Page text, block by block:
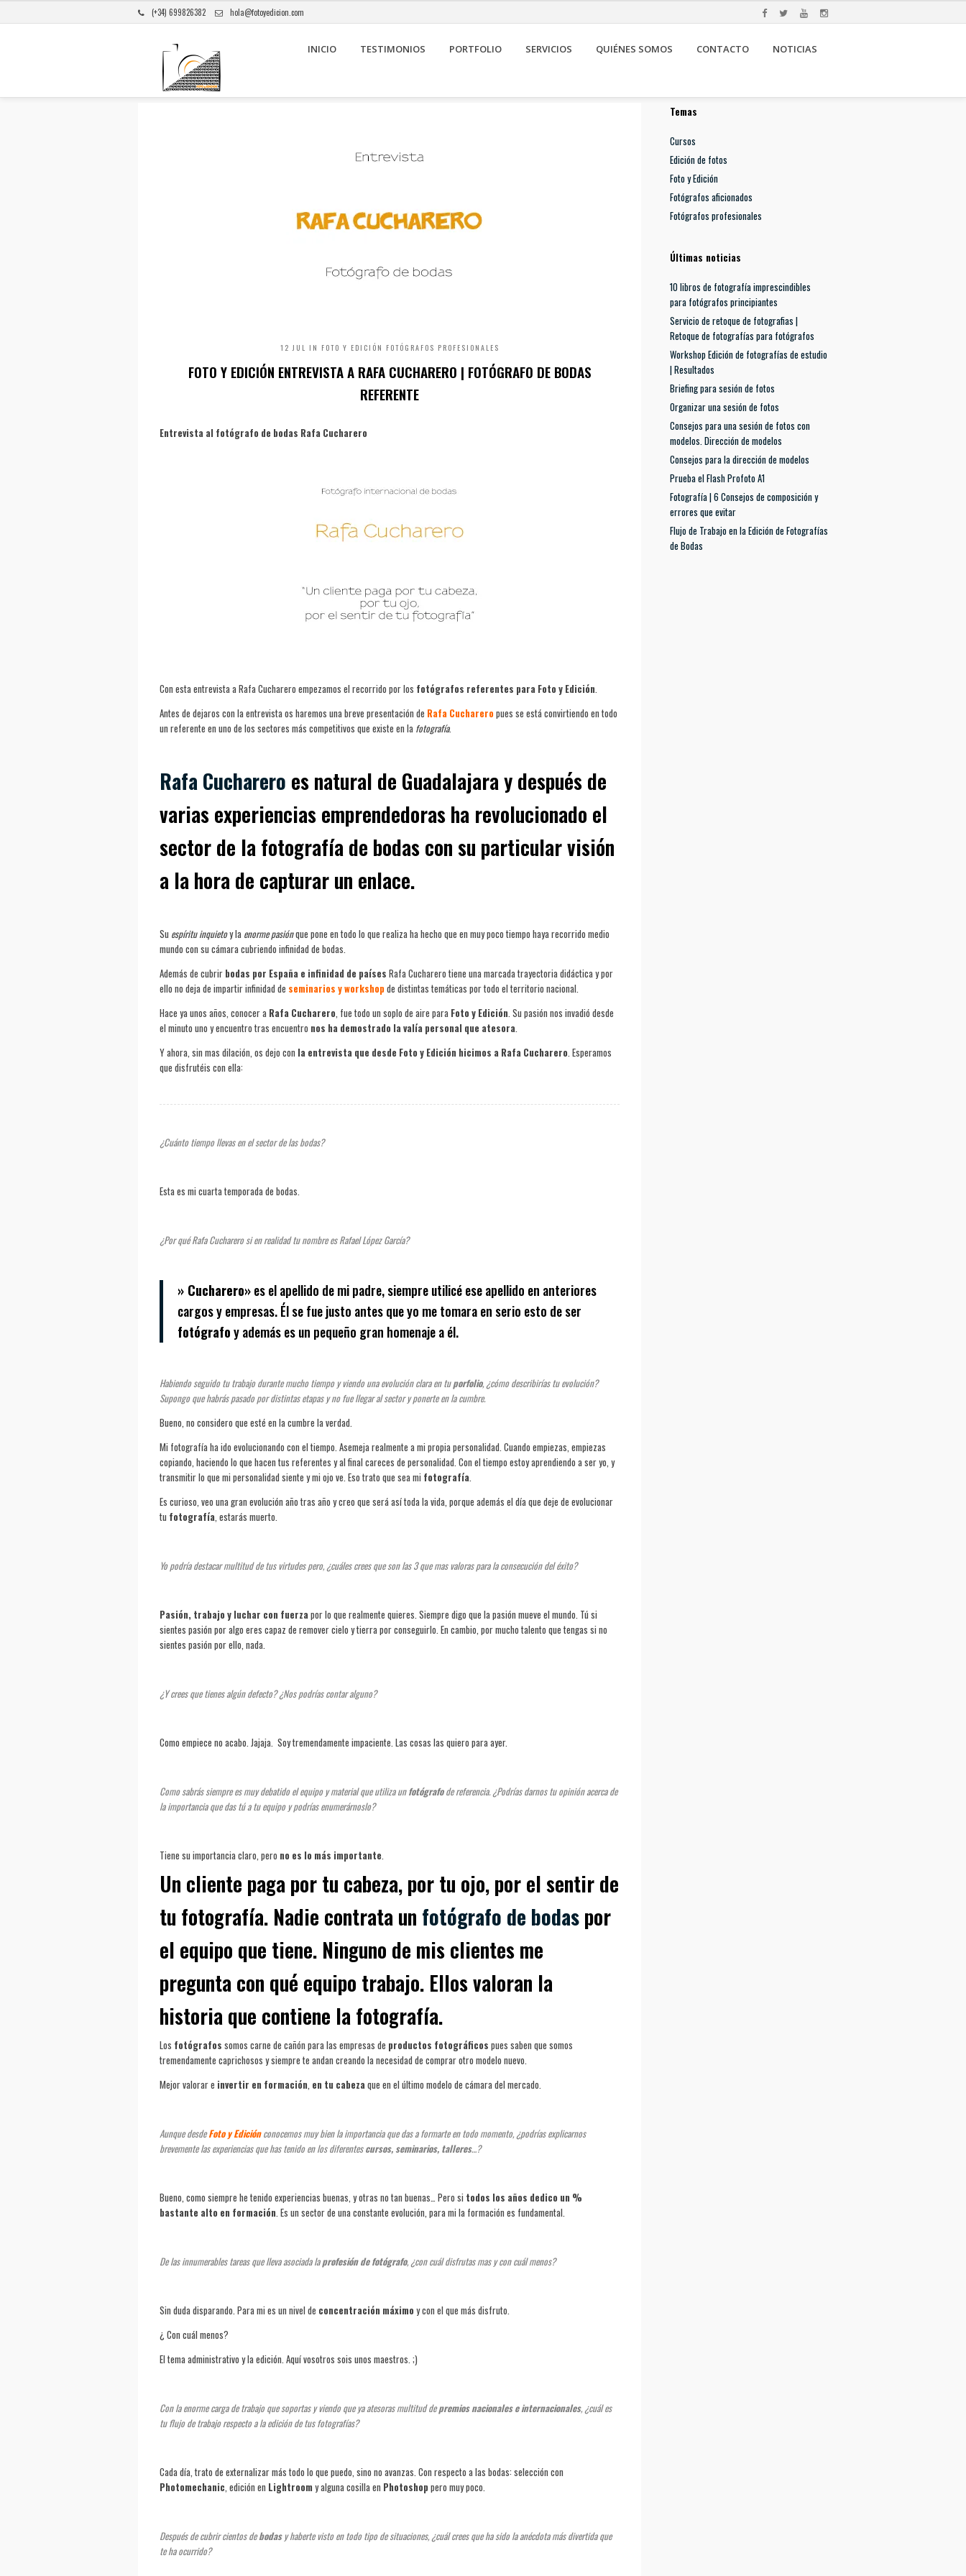
(+34) 699826382 hola@fotoyedicion.com
INICIO TESTIMONIOS PORTFOLIO SERVICIOS QUIÉNES SOMOS CONTACTO NOTICIAS
12 JUL IN FOTO Y EDICIÓN FOTÓGRAFOS PROFESIONALES
FOTO Y EDICIÓN ENTREVISTA A RAFA CUCHARERO | FOTÓGRAFO DE BODAS
REFERENTE
Entrevista al fotógrafo de bodas Rafa Cucharero
Con esta entrevista a Rafa Cucharero empezamos el recorrido por los fotógrafos referentes para Foto y Edición
Antes de dejaros con la entrevista os haremos una breve presentación de Rafa Cuchareropues se está convirtiendo en todo
un referente en uno de los sectores más competitivos que existe en la fotografía.
Rafa Cucharero es natural de Guadalajara y después de
varias experiencias emprendedoras ha revolucionado el
sector de la fotografía de bodas con su particular visión
a la hora de capturar un enlace.
Su espíritu inquietoy la enorme pasiónque pone en todo lo que realiza ha hecho que en muy poco tiempo haya recorrido medio
mundo con su cámara cubriendo infinidad de bodas.
Además de cubrir bodas por España e infinidad de países Rafa Cucharero tiene una marcada trayectoria didáctica y por
ello no deja de impartir infinidad de seminarios y workshopde distintas temáticas por todo el territorio nacional.
Hace ya unos años, conocer a Rafa Cucharero , fue todo un soplo de aire para Foto y Edición . Su pasión nos invadió desde
el minuto uno y encuentro tras encuentro nos ha demostrado la valía personal que atesora
Y ahora, sin mas dilación, os dejo con la entrevista que desde Foto y Edición hicimos a Rafa Cucharero . Esperamos
que disfrutéis con ella:
¿Cuánto tiempo llevas en el sector de las bodas?
Esta es mi cuarta temporada de bodas.
¿Por qué Rafa Cucharero si en realidad tu nombre es Rafael López García?
» Cucharero»es el apellido de mi padre, siempre utilicé ese apellido en anteriores
cargos y empresas. Él se fue justo antes que yo me tomara en serio esto de ser
fotógrafoy además es un pequeño gran homenaje a él.
Habiendo seguido tu trabajo durante mucho tiempo y viendo una evolución clara en tuporfolio, ¿cómo describirías tu evolución?
Supongo que habrás pasado por distintas etapas y no fue llegar al sector y ponerte en la cumbre.
Bueno, no considero que esté en la cumbre la verdad.
Mi fotografía ha ido evolucionando con el tiempo. Asemeja realmente a mi propia personalidad. Cuando empiezas, empiezas
copiando, haciendo lo que hacen tus referentes y al final careces de personalidad. Con el tiempo estoy aprendiendo a ser yo, y
transmitir lo que mi personalidad siente y mi ojo ve. Eso trato que sea mi fotografía
Es curioso, veo una gran evolución año tras año y creo que será así toda la vida, porque además el día que deje de evolucionar
tu fotografía , estarás muerto.
Yo podría destacar multitud de tus virtudes pero, ¿cuáles crees que son las 3 que mas valoras para la consecución del éxito?
Pasión, trabajo y luchar con fuerza por lo que realmente quieres. Siempre digo que la pasión mueve el mundo. Tú si
sientes pasión por algo eres capaz de remover cielo y tierra por conseguirlo. En cambio, por mucho talento que tengas si no
sientes pasión por ello, nada.
¿Y crees que tienes algún defecto? ¿Nos podrías contar alguno?
Como empiece no acabo. Jajaja. Soy tremendamente impaciente. Las cosas las quiero para ayer.
Como sabrás siempre es muy debatido el equipo y material que utiliza unfotógrafode referencia. ¿Podrías darnos tu opinión acerca de
la importancia que das tú a tu equipo y podrías enumerárnoslo?
Tiene su importancia claro, pero no es lo más importante
Un cliente paga por tu cabeza, por tu ojo, por el sentir de
tu fotografía. Nadie contrata un fotógrafo de bodaspor
el equipo que tiene. Ninguno de mis clientes me
pregunta con qué equipo trabajo. Ellos valoran la
historia que contiene la fotografía.
Los fotógrafos somos carne de cañón para las empresas de productos fotográficos pues saben que somos
tremendamente caprichosos y siempre te andan creando la necesidad de comprar otro modelo nuevo.
Mejor valorar e invertir en formación en tu cabeza que en el último modelo de cámara del mercado.
Aunque desdeFoto y Ediciónconocemos muy bien la importancia que das a formarte en todo momento, ¿podrías explicarnos
brevemente las experiencias que has tenido en los diferentescursos, seminarios, talleres…?
Bueno, como siempre he tenido experiencias buenas, y otras no tan buenas… Pero si todos los años dedico un %
bastante alto en formación . Es un sector de una constante evolución, para mi la formación es fundamental.
De las innumerables tareas que lleva asociada laprofesión de fotógrafo, ¿con cuál disfrutas mas y con cuál menos?
Sin duda disparando. Para mi es un nivel de concentración máximo y con el que más disfruto.
¿ Con cuál menos?
El tema administrativo y la edición. Aquí vosotros sois unos maestros. ;)
Con la enorme carga de trabajo que soportas y viendo que ya atesoras multitud depremios nacionales e internacionales, ¿cuál es
tu flujo de trabajo respecto a la edición de tus fotografías?
Cada día, trato de externalizar más todo lo que puedo, sino no avanzas. Con respecto a las bodas: selección con
Photomechanic , edición en Lightroom y alguna cosilla en Photoshop pero muy poco.
Después de cubrir cientos debodasy haberte visto en todo tipo de situaciones, ¿cuál crees que ha sido la anécdota más divertida que
te ha ocurrido?
Temas
Cursos
Edición de fotos
Foto y Edición
Fotógrafos aficionados
Fotógrafos profesionales
Últimas noticias
10 libros de fotografía imprescindibles
para fotógrafos principiantes
Servicio de retoque de fotografias |
Retoque de fotografías para fotógrafos
Workshop Edición de fotografías de estudio
| Resultados
Briefing para sesión de fotos
Organizar una sesión de fotos
Consejos para una sesión de fotos con
modelos. Dirección de modelos
Consejos para la dirección de modelos
Prueba el Flash Profoto A1
Fotografía | 6 Consejos de composición y
errores que evitar
Flujo de Trabajo en la Edición de Fotografías
de Bodas